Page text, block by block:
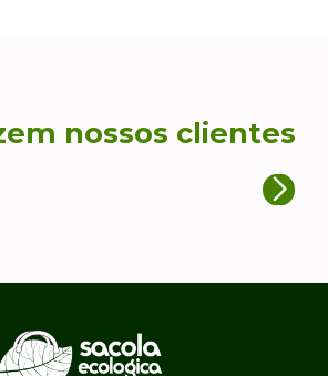
nossos clientes